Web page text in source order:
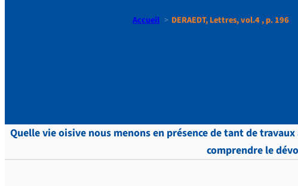
Accueil DERAEDT, Lettres, vol.4 , p. 196
Quelle vie oisive nous menons en présence de tant de
comprendre le